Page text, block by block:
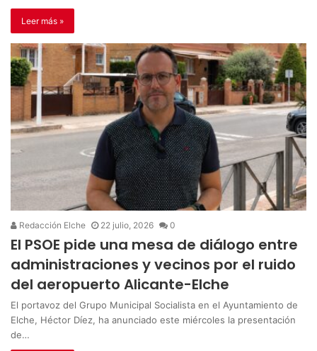
Leer más »
Redacción Elche 22 julio, 2026 0
El PSOE pide una mesa de diálogo entre
administraciones y vecinos por el ruido
del aeropuerto Alicante-Elche
El portavoz del Grupo Municipal Socialista en el Ayuntamiento de
Elche, Héctor Díez, ha anunciado este miércoles la presentación
de…